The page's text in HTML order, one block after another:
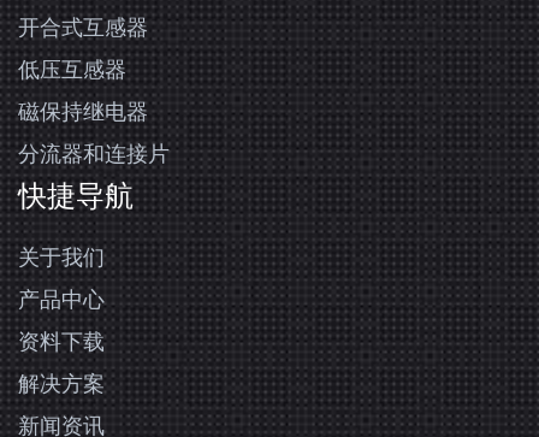
开合式互感器
低压互感器
磁保持继电器
分流器和连接片
快捷导航
关于我们
产品中心
资料下载
解决方案
新闻资讯